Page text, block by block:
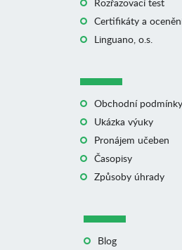
Certifikáty a
Linguano, o.s.
Obchodní podmínky
Ukázka výuky
Pronájem učeben
Časopisy
Způsoby úhrady
Blog